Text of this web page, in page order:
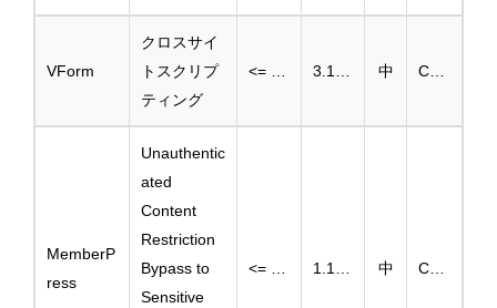
VForm
クロスサイ
トスクリプ
ティング
中
MemberP
ress
Unauthentic
ated
Content
Restriction
Bypass to
Sensitive
中